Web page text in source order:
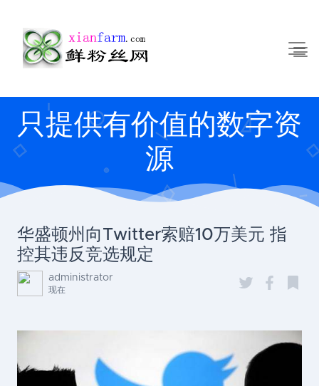
只提供有价值的数字资
源
华盛顿州向Twitter索赔10万美元 指
控其违反竞选规定
administrator
现在